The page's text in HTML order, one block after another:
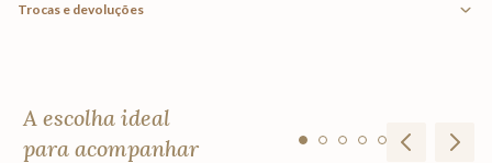
Trocas e devoluções
A escolha ideal
para acompanhar